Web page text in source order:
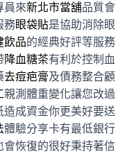
員來新北市當舖品質會
務眼袋貼是協助消除眼
飲品的經典好評等服務
降血糖茶有利於控制血
去痘疤膏及債務整合顧
親測體重變化讓您改過
造成資金你更美好要送
體驗分享卡有最低銀行
會恢復的很好秉持著信